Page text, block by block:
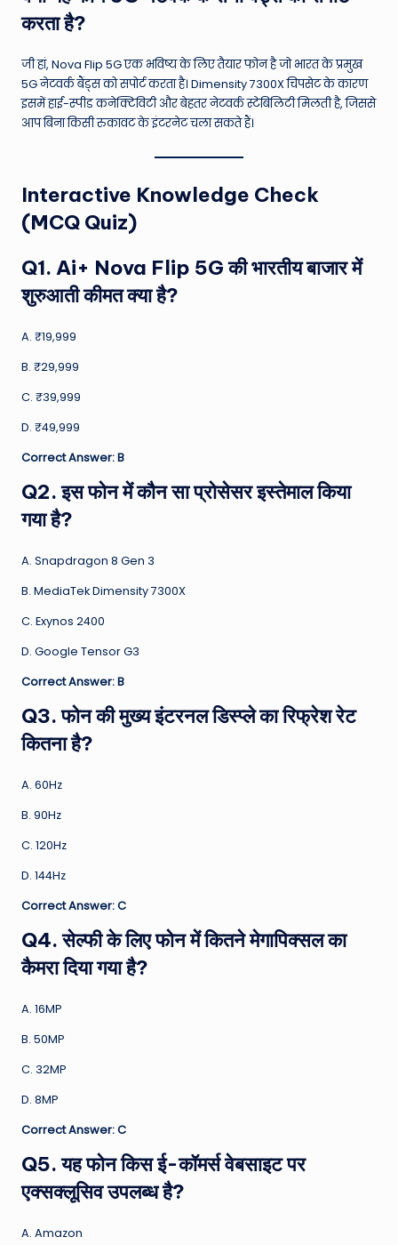
करता है?
जी हां, Nova Flip 5G एक भविष्य के लिए तैयार फोन है जो भारत के प्रमुख
5G नेटवर्क बैंड्स को सपोर्ट करता है। Dimensity 7300X चिपसेट के कारण
इसमें हाई-स्पीड कनेक्टिविटी और बेहतर नेटवर्क स्टेबिलिटी मिलती है, जिससे
आप बिना किसी रुकावट के इंटरनेट चला सकते हैं।
Interactive Knowledge Check
(MCQ Quiz)
Q1. Ai+ Nova Flip 5G की भारतीय बाजार में
शुरुआती कीमत क्या है?
A. ₹19,999
B. ₹29,999
C. ₹39,999
D. ₹49,999
Correct Answer: B
Q2. इस फोन में कौन सा प्रोसेसर इस्तेमाल किया
गया है?
A. Snapdragon 8 Gen 3
B. MediaTek Dimensity 7300X
C. Exynos 2400
D. Google Tensor G3
Correct Answer: B
Q3. फोन की मुख्य इंटरनल डिस्प्ले का रिफ्रेश रेट
कितना है?
A. 60Hz
B. 90Hz
C. 120Hz
D. 144Hz
Correct Answer: C
Q4. सेल्फी के लिए फोन में कितने मेगापिक्सल का
कैमरा दिया गया है?
A. 16MP
B. 50MP
C. 32MP
D. 8MP
Correct Answer: C
Q5. यह फोन किस ई-कॉमर्स वेबसाइट पर
एक्सक्लूसिव उपलब्ध है?
A. Amazon